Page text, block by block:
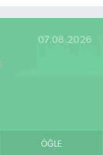
07.08.2026
ÖĞLE